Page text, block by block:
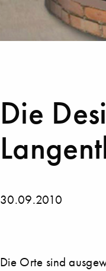
Die
30.09.2010
Die Orte sind